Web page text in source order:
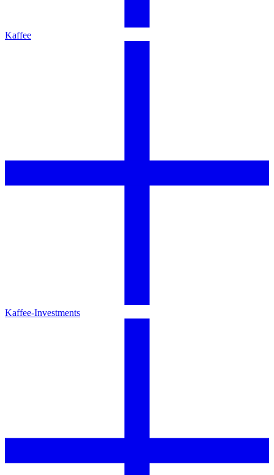
Kaffee
Kaffee-Investments